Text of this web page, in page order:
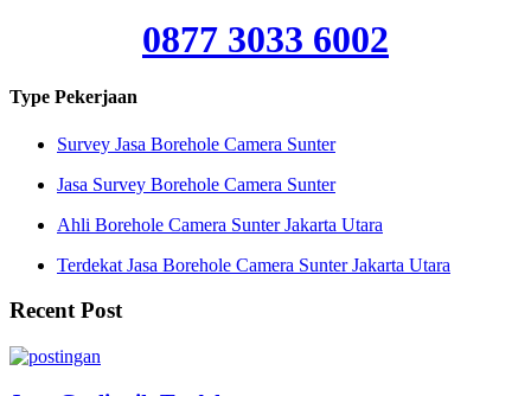
0877 3033 6002
Type Pekerjaan
Survey Jasa Borehole Camera Sunter
Jasa Survey Borehole Camera Sunter
Ahli Borehole Camera Sunter Jakarta Utara
Terdekat Jasa Borehole Camera Sunter Jakarta Utara
Recent Post